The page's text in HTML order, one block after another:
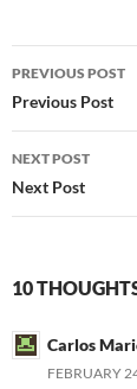
Post
navigation
PREVIOUS POST
Previous Post
NEXT POST
Next Post
10
Carlos
FEBRUARY